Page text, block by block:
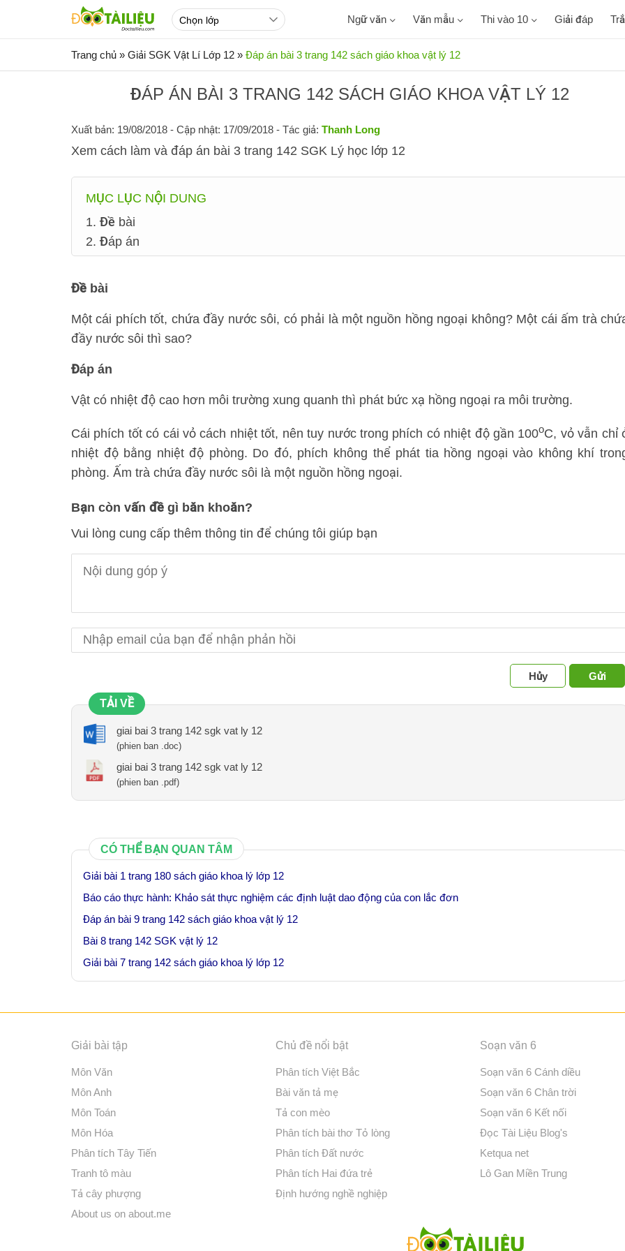
Ngữ văn Văn mẫu Thi vào 10 Giải đáp
Trang chủ » Giải SGK Vật Lí Lớp 12 » Đáp án bài 3 trang 142 sách giáo khoa vật lý 12
ĐÁP ÁN BÀI 3 TRANG 142 SÁCH GIÁO KHOA VẬT LÝ 12
Xuất bản: 19/08/2018 - Cập nhật: 17/09/2018 - Tác giả: Thanh Long
Xem cách làm và đáp án bài 3 trang 142 SGK Lý học lớp 12
MỤC LỤC NỘI DUNG
1. Đề bài
2. Đáp án
Đề bài
Một cái phích tốt, chứa đầy nước sôi, có phải là một nguồn hồng ngoại không? Một cái ấm trà
đầy nước sôi thì sao?
Đáp án
Vật có nhiệt độ cao hơn môi trường xung quanh thì phát bức xạ hồng ngoại ra môi trường.
Cái phích tốt có cái vỏ cách nhiệt tốt, nên tuy nước trong phích có nhiệt độ gần 100oC, vỏ vẫn chỉ
nhiệt độ bằng nhiệt độ phòng. Do đó, phích không thể phát tia hồng ngoại vào không khí
phòng. Ấm trà chứa đầy nước sôi là một nguồn hồng ngoại.
Bạn còn vấn đề gì băn khoăn?
Vui lòng cung cấp thêm thông tin để chúng tôi giúp bạn
Hủy Gửi
TẢI VỀ
giai bai 3 trang 142 sgk vat ly 12
(phien ban .doc)
giai bai 3 trang 142 sgk vat ly 12
(phien ban .pdf)
CÓ THỂ BẠN QUAN TÂM
Giải bài 1 trang 180 sách giáo khoa lý lớp 12
Báo cáo thực hành: Khảo sát thực nghiệm các định luật dao động của con lắc đơn
Đáp án bài 9 trang 142 sách giáo khoa vật lý 12
Bài 8 trang 142 SGK vật lý 12
Giải bài 7 trang 142 sách giáo khoa lý lớp 12
Giải bài tập
Môn Văn
Môn Anh
Môn Toán
Môn Hóa
Phân tích Tây Tiến
Tranh tô màu
Tả cây phượng
About us on about.me
Chủ đề nổi bật
Phân tích Việt Bắc
Bài văn tả mẹ
Tả con mèo
Phân tích bài thơ Tỏ lòng
Phân tích Đất nước
Phân tích Hai đứa trẻ
Định hướng nghề nghiệp
Soạn văn 6
Soạn văn 6 Cánh diều
Soạn văn 6 Chân trời
Soạn văn 6 Kết nối
Đọc Tài Liệu Blog's
Ketqua net
Lô Gan Miền Trung